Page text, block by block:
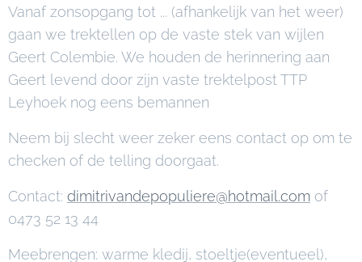
Vanaf zonsopgang tot ... (afhankelijk van het weer)
gaan we trektellen op de vaste stek van wijlen
Geert Colembie. We houden de herinnering aan
Geert levend door zijn vaste trektelpost TTP
Leyhoek nog eens bemannen
Neem bij slecht weer zeker eens contact op om te
checken of de telling doorgaat.
Contact: dimitrivandepopuliere@hotmail.com of
0473 52 13 44
Meebrengen: warme kledij, stoeltje(eventueel),